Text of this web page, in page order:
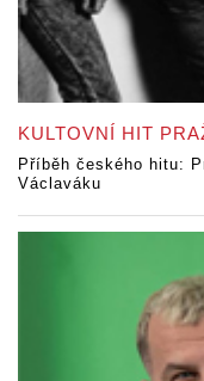
KULTOVNÍ HIT
Příběh českého hitu:
Václaváku